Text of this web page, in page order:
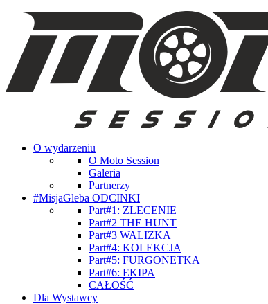
O wydarzeniu
O Moto Session
Galeria
Partnerzy
#MisjaGleba ODCINKI
Part#1: ZLECENIE
Part#2 THE HUNT
Part#3 WALIZKA
Part#4: KOLEKCJA
Part#5: FURGONETKA
Part#6: EKIPA
CAŁOŚĆ
Dla Wystawcy